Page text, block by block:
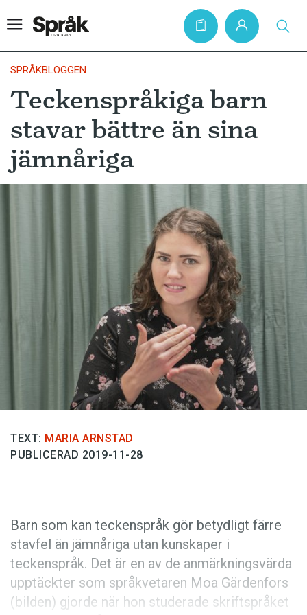
Hem
Artiklar
Krönikor
Språkfrågor
Anmäl till språkpolisen
Föreslå nyord
Annonsera
Prenumerera
Läs Språktidningen digitalt
Press
SPRÅKBLOGGEN
Teckenspråkiga barn
stavar bättre än sina
jämnåriga
TEXT: MARIA ARNSTAD
PUBLICERAD 2019-11-28
Barn som kan teckenspråk gör betydligt färre
stavfel än jämnåriga utan kunskaper i
teckenspråk. Det är en av de anmärkningsvärda
upptäckter som språkvetaren Moa Gärdenfors
(bilden) gjorde när hon studerade skriftspråket